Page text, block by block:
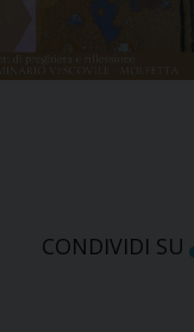
CONDIVIDI SU